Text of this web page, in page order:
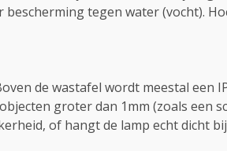
tegen water (vocht).
de wastafel wordt meestal een
groter dan 1mm (zoals een
of hangt de lamp echt dicht